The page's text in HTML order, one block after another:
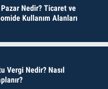
Pazar Nedir? Ticaret ve
Kullanım Alanları
Vergi Nedir? Nasıl